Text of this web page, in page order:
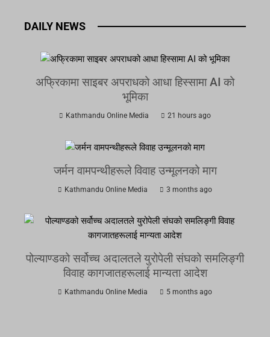
DAILY NEWS
अफ्रिकामा साइबर अपराधको आधा हिस्सामा AI को
भूमिका
Kathmandu Online Media 21 hours ago
जर्मन वामपन्थीहरूले विवाह उन्मूलनको माग
Kathmandu Online Media 3 months ago
पोल्याण्डको सर्वोच्च अदालतले युरोपेली संघको समलिङ्गी
विवाह कागजातहरूलाई मान्यता आदेश
Kathmandu Online Media 5 months ago